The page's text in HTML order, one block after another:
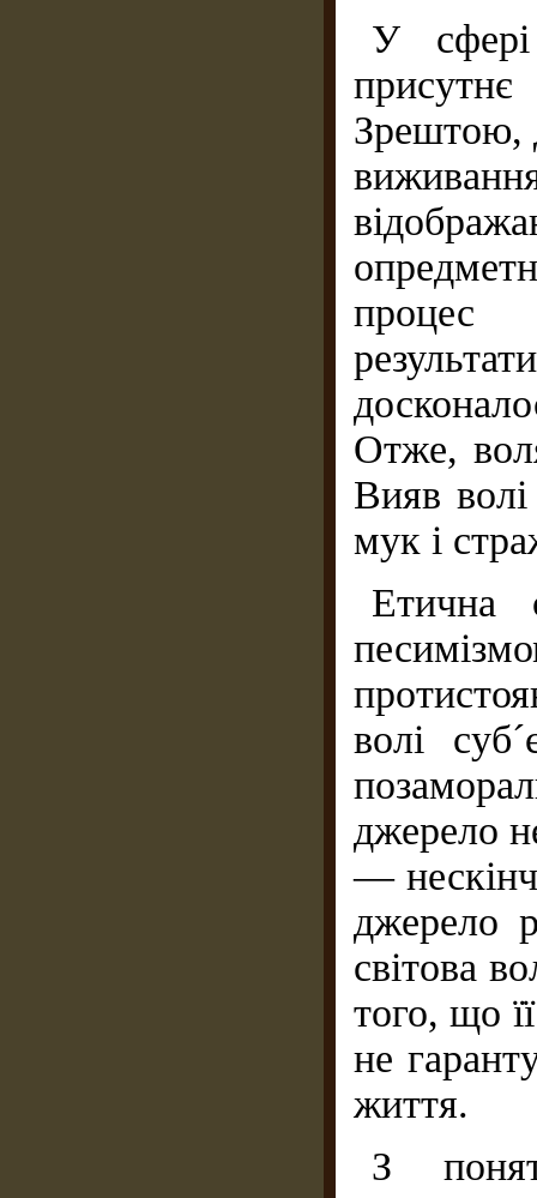
У
Зрештою,
процес
Отже,
Вияв
мук і
Етична
волі
джерело
—
джерело
світова
того, що
не
життя.
З